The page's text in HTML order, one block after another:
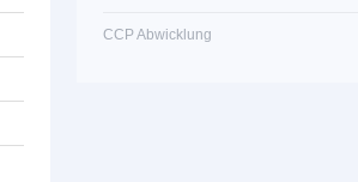
CCP Abwicklung